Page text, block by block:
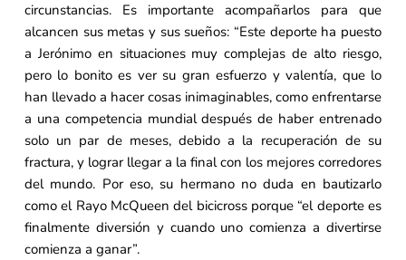
circunstancias. Es importante acompañarlos para que
alcancen sus metas y sus sueños: “Este deporte ha puesto
a Jerónimo en situaciones muy complejas de alto riesgo,
pero lo bonito es ver su gran esfuerzo y valentía, que lo
han llevado a hacer cosas inimaginables, como enfrentarse
a una competencia mundial después de haber entrenado
solo un par de meses, debido a la recuperación de su
fractura, y lograr llegar a la final con los mejores corredores
del mundo. Por eso, su hermano no duda en bautizarlo
como el Rayo McQueen del bicicross porque “el deporte es
finalmente diversión y cuando uno comienza a divertirse
comienza a ganar”.